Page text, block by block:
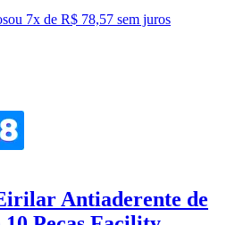
ou 7x de R$ 78,57 sem juros
Antiaderente de